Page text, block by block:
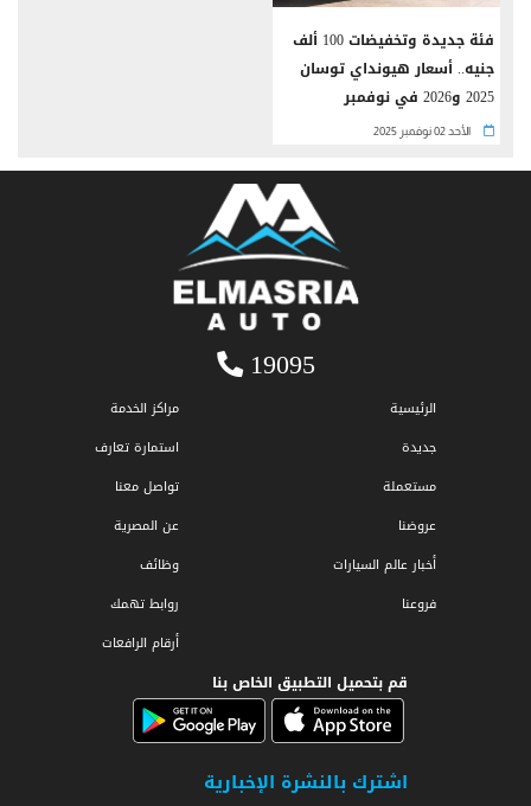
فئة جديدة وتخفيضات 100 ألف
جنيه.. أسعار هيونداي توسان
2025 و2026 في نوفمبر
الأحد 02 نوفمبر 2025
19095
الرئيسية
جديدة
مستعملة
عروضنا
أخبار عالم السيارات
فروعنا
مراكز الخدمة
استمارة تعارف
تواصل معنا
عن المصرية
وظائف
روابط تهمك
أرقام الرافعات
قم بتحميل التطبيق الخاص بنا
اشترك بالنشرة الإخبارية